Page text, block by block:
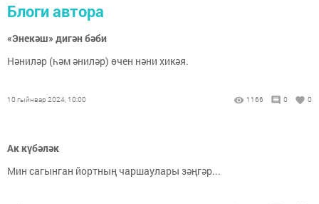
Блоги автора
«Энекәш» дигән бәби
Нәниләр (һәм әниләр) өчен нәни хикәя.
10 гыйнвар 2024, 10:00 1166 0 0
Ак күбәләк
Мин сагынган йортның чаршаулары зәңгәр...